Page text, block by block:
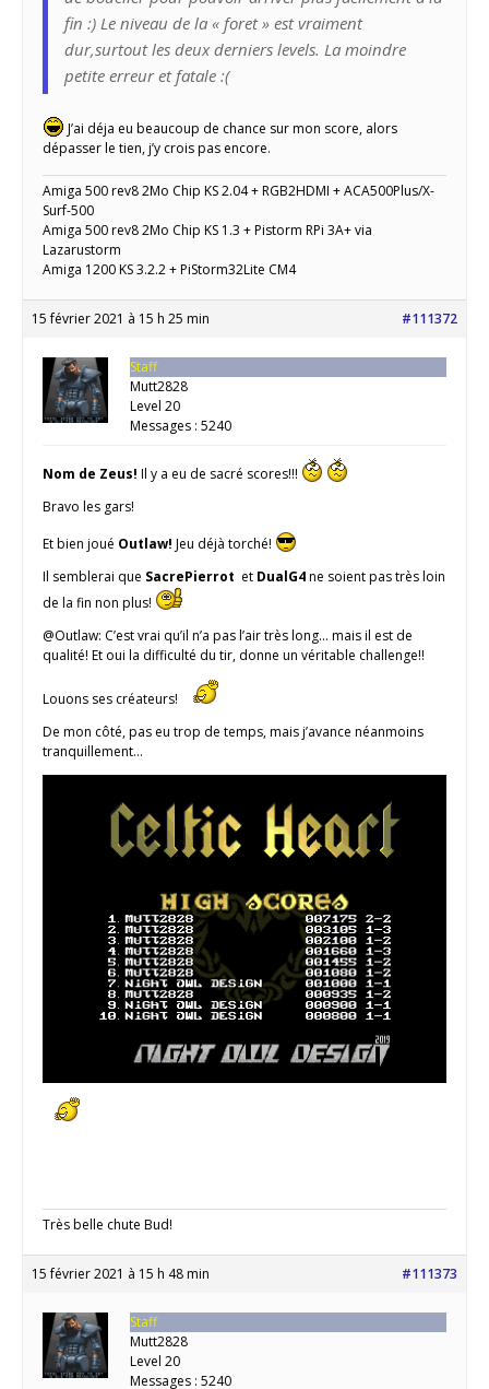
fin :) Le niveau de la « foret » est vraiment
dur,surtout les deux derniers levels. La moindre
petite erreur et fatale :(
J’ai déja eu beaucoup de chance sur mon score, alors
dépasser le tien, j’y crois pas encore.
Amiga 500 rev8 2Mo Chip KS 2.04 + RGB2HDMI + ACA500Plus/X-
Surf-500
Amiga 500 rev8 2Mo Chip KS 1.3 + Pistorm RPi 3A+ via
Lazarustorm
Amiga 1200 KS 3.2.2 + PiStorm32Lite CM4
15 février 2021 à 15 h 25 min #111372
Staff
Mutt2828
Level 20
Messages : 5240
Nom de Zeus! Il y a eu de sacré scores!!!
Bravo les gars!
Et bien joué Outlaw! Jeu déjà torché!
Il semblerai que SacrePierrot et DualG4ne soient pas très loin
de la fin non plus!
@Outlaw: C’est vrai qu’il n’a pas l’air très long… mais il est de
qualité! Et oui la difficulté du tir, donne un véritable challenge!!
Louons ses créateurs!
De mon côté, pas eu trop de temps, mais j’avance néanmoins
tranquillement…
Très belle chute Bud!
15 février 2021 à 15 h 48 min #111373
Staff
Mutt2828
Level 20
Messages : 5240